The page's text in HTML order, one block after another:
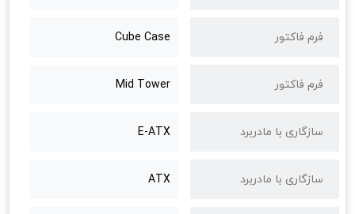
فرم فاکتور Cube Case
فرم فاکتور Mid Tower
سازگاری با مادربرد E-ATX
سازگاری با مادربرد ATX